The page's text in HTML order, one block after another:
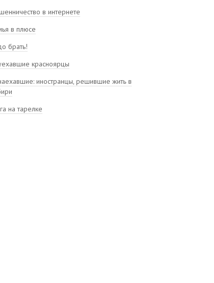
в интернете
в плюсе
брать!
красноярцы
иностранцы, решившие жить в
на тарелке